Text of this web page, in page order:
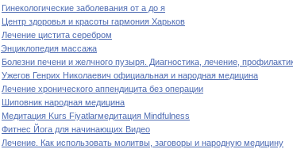
Гинекологические заболевания от а до я
Центр здоровья и красоты гармония Харьков
Лечение цистита серебром
Энциклопедия массажа
Болезни печени и желчного пузыря. Диагностика, лечение,
Ужегов Генрих Николаевич официальная и народная медицина
Лечение хронического аппендицита без операции
Шиповник народная медицина
Медитация Kurs Fiyatlarмедитация Mindfulness
Фитнес Йога для начинающих Видео
Лечение. Как использовать молитвы, заговоры и народную медицину